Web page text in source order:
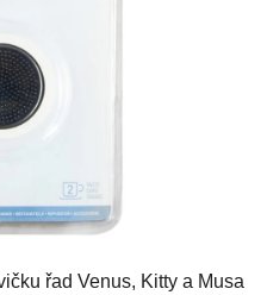
řad Venus, Kitty a Musa